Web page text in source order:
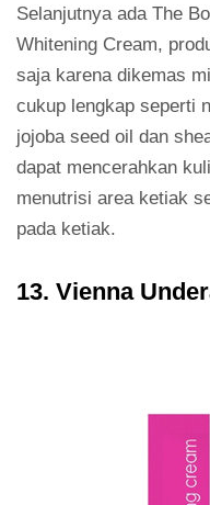
Selanjutnya ada The
Whitening Cream,
saja karena dikemas
cukup lengkap seperti
jojoba seed oil dan
dapat mencerahkan
menutrisi area ketiak
pada ketiak.
13. Vienna